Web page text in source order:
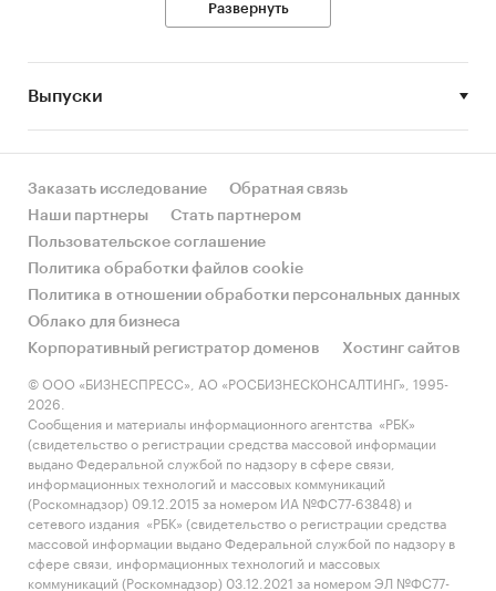
Республике Башкортостан, много это или мало
за счет реального спроса или за счет
инфляции? Как соотносятся рост и падение с
• Какое место регион занимает в России и в
своем федеральном округе по объему продаж
и по продажам на душу населения?
• К какому сегменту можно отнести рынок по
размеру и темпом роста (малый/крупный, с
опережающей динамикой/с отстающей
динамикой) в стратегической перспективе и в
текущей ситуации? Меняются ли позиции
региона с течением времени?
• Насколько рынок насыщен и какой у региона
потенциал роста, если сравнить его с
регионами со схожими доходами, со схожей
долей расходов на одежда и с соседними
регионами?
Развернуть
Выпуски
Заказать исследование
Обратная связь
Наши партнеры
Стать партнером
Пользовательское соглашение
Политика обработки файлов cookie
Политика в отношении обработки персональных данных
Облако для бизнеса
Корпоративный регистратор доменов
Хостинг сайтов
© ООО «БИЗНЕСПРЕСС», АО «РОСБИЗНЕСКОНСАЛТИНГ», 1995-
2026.
Сообщения и материалы информационного агентства «РБК»
(свидетельство о регистрации средства массовой информации
выдано Федеральной службой по надзору в сфере связи,
информационных технологий и массовых коммуникаций
(Роскомнадзор) 09.12.2015 за номером ИА №ФС77-63848) и
сетевого издания «РБК» (свидетельство о регистрации средства
массовой информации выдано Федеральной службой по надзору в
сфере связи, информационных технологий и массовых
коммуникаций (Роскомнадзор) 03.12.2021 за номером ЭЛ №ФС77-